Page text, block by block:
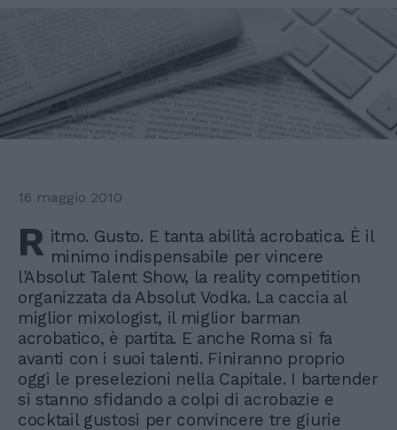
16 maggio 2010
R itmo. Gusto. E tanta abilità acrobatica. È il
minimo indispensabile per vincere
l'Absolut Talent Show, la reality competition
organizzata da Absolut Vodka. La caccia al
miglior mixologist, il miglior barman
acrobatico, è partita. E anche Roma si fa
avanti con i suoi talenti. Finiranno proprio
oggi le preselezioni nella Capitale. I bartender
si stanno sfidando a colpi di acrobazie e
cocktail gustosi per convincere tre giurie